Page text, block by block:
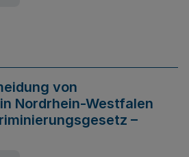
von
Nordrhein-Westfalen
–